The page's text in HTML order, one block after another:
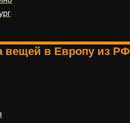
вещей в Европу из РФ